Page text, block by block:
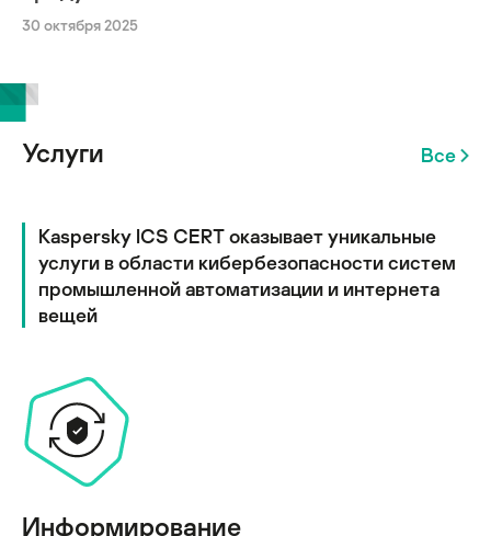
30 октября 2025
Услуги Все
Kaspersky ICS CERT оказывает уникальные
услуги в области кибербезопасности систем
промышленной автоматизации и интернета
вещей
Информирование